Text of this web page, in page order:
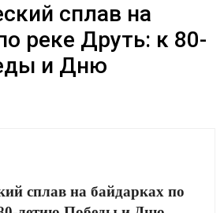
сплав на
реке Друть: к 80-
и Дню
сплав на байдарках по